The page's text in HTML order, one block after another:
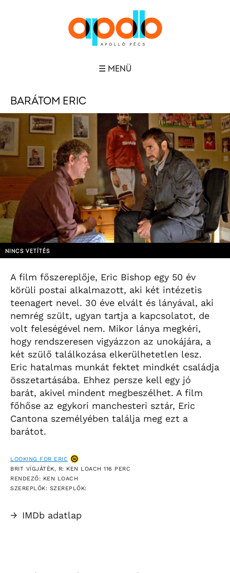
☰ MENÜ
BARÁTOM ERIC
NINCS VETÍTÉS
A film főszereplője, Eric Bishop egy 50 év
körüli postai alkalmazott, aki két intézetis
teenagert nevel. 30 éve elvált és lányával, aki
nemrég szült, ugyan tartja a kapcsolatot, de
volt feleségével nem. Mikor lánya megkéri,
hogy rendszeresen vigyázzon az unokájára, a
két szülő találkozása elkerülhetetlen lesz.
Eric hatalmas munkát fektet mindkét családja
összetartásába. Ehhez persze kell egy jó
barát, akivel mindent megbeszélhet. A film
főhőse az egykori manchesteri sztár, Eric
Cantona személyében találja meg ezt a
barátot.
LOOKING FOR ERIC
BRIT VÍGJÁTÉK, R: KEN LOACH 116 PERC
RENDEZŐ: KEN LOACH
SZEREPLŐK: SZEREPLŐK:
→ IMDb adatlap